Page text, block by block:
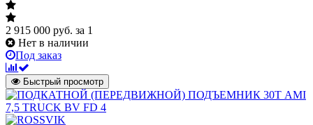
2 915 000 руб. за 1
Нет в наличии
Под заказ
Быстрый просмотр